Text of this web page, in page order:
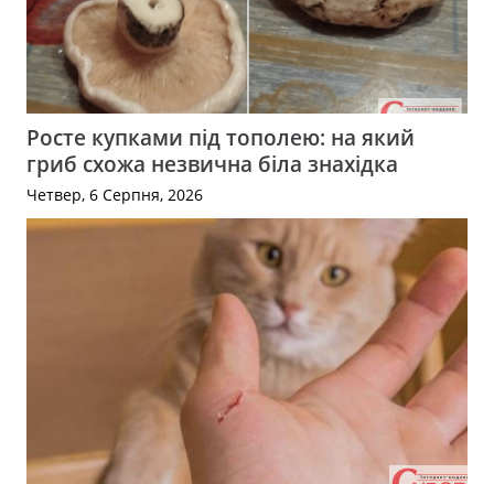
Росте купками під тополею: на який
гриб схожа незвична біла знахідка
Четвер, 6 Серпня, 2026